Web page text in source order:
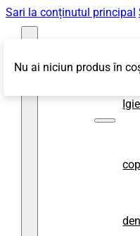
Sari la conținutul principal
Nu ai niciun produs în